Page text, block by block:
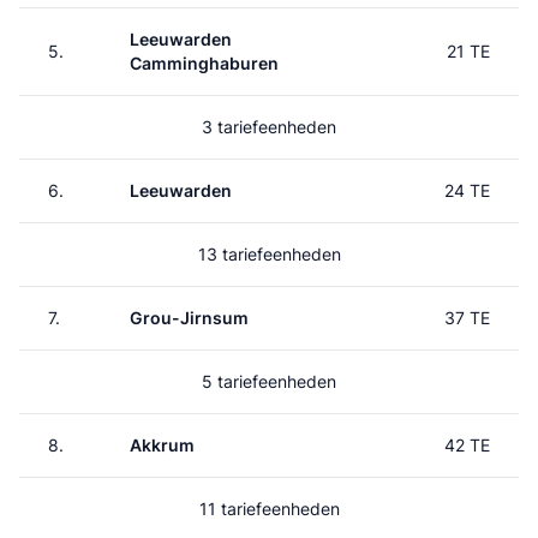
5.
Leeuwarden
Camminghaburen
21 TE
3 tariefeenheden
6. Leeuwarden 24 TE
13 tariefeenheden
7. Grou-Jirnsum 37 TE
5 tariefeenheden
8. Akkrum 42 TE
11 tariefeenheden